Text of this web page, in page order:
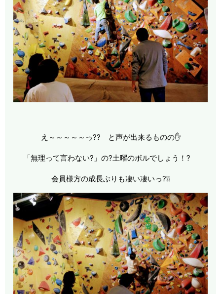
え～～～～～っ?? と声が出来るものの✋
「無理って言わない?」の?土曜のボルでしょう！?
会員様方の成長ぶりも凄い凄いっ?❕❕